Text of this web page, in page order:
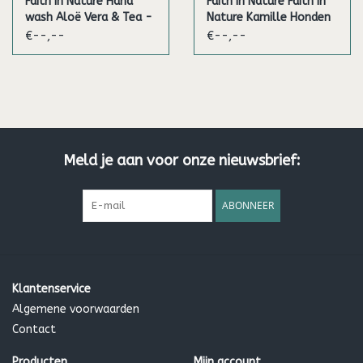
wash Aloë Vera & Tea -
5L
€--,--
Nature Kamille Honden
Shampoo - 5L
€--,--
Meld je aan voor onze nieuwsbrief:
ABONNEER
Klantenservice
Algemene voorwaarden
Contact